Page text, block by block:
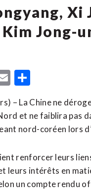
Jong-
Email
– La Chine ne
et ne faiblira pas
nord-coréen lors
renforcer leurs
leurs intérêts en
un compte rendu